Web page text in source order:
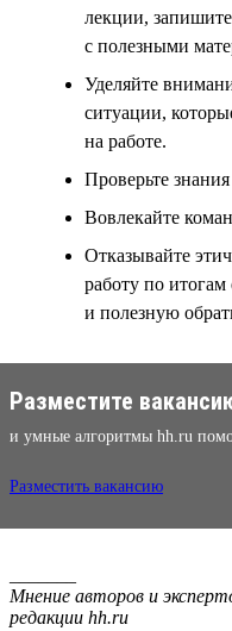
лекции,
с полезными
Уделяйте
ситуации,
на работе.
Проверьте
Вовлекайте
Отказывайте
работу по
и полезную
Разместите
и умные алгоритмы hh.ru
Разместить вакансию
Мнение авторов и
редакции hh.ru